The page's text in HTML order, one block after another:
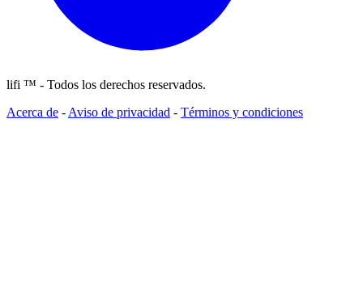
lifi ™ - Todos los derechos reservados.
Acerca de - Aviso de privacidad - Términos y condiciones